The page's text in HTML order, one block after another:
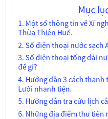
Mục
1. Một số thông tin về Xí
Thừa Thiên Huế.
2. Số điện thoại nước sạch
3. Số điện thoại tổng đài
đề gì?
4. Hướng dẫn 3 cách
Lưới nhanh tiện.
5. Hướng dẫn tra cứu lịch
6. Những địa điểm thu tiền